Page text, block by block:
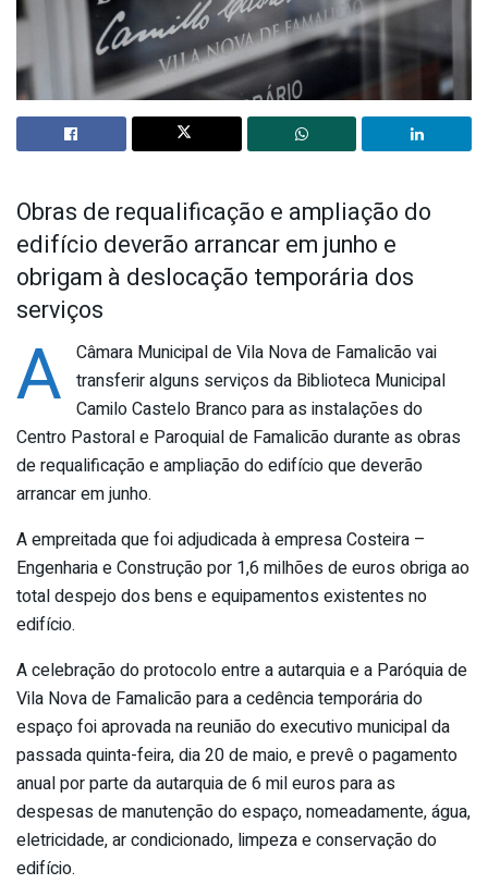
Obras de requalificação e ampliação do
edifício deverão arrancar em junho e
obrigam à deslocação temporária dos
serviços
A Câmara Municipal de Vila Nova de Famalicão vai
transferir alguns serviços da Biblioteca Municipal
Camilo Castelo Branco para as instalações do
Centro Pastoral e Paroquial de Famalicão durante as obras
de requalificação e ampliação do edifício que deverão
arrancar em junho.
A empreitada que foi adjudicada à empresa Costeira –
Engenharia e Construção por 1,6 milhões de euros obriga ao
total despejo dos bens e equipamentos existentes no
edifício.
A celebração do protocolo entre a autarquia e a Paróquia de
Vila Nova de Famalicão para a cedência temporária do
espaço foi aprovada na reunião do executivo municipal da
passada quinta-feira, dia 20 de maio, e prevê o pagamento
anual por parte da autarquia de 6 mil euros para as
despesas de manutenção do espaço, nomeadamente, água,
eletricidade, ar condicionado, limpeza e conservação do
edifício.